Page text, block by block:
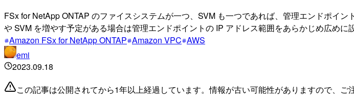
FSx for NetApp ONTAP のファイスシステムが一つ、SVM も一つであれば、管理エンドポイ
や SVM を増やす予定がある場合は管理エンドポイントの IP アドレス範囲をあらかじめ広めに
Amazon FSx for NetApp ONTAP Amazon VPC AWS
emi
2023.09.18
この記事は公開されてから1年以上経過しています。情報が古い可能性がありますので、ご